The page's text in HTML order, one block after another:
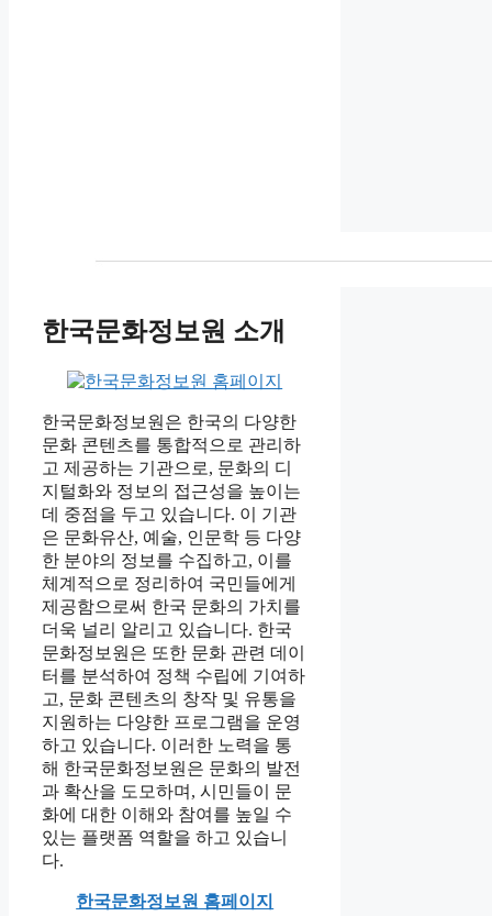
한국문화정보원 소개
한국문화정보원은 한국의 다양한
문화 콘텐츠를 통합적으로 관리하
고 제공하는 기관으로, 문화의 디
지털화와 정보의 접근성을 높이는
데 중점을 두고 있습니다. 이 기관
은 문화유산, 예술, 인문학 등 다양
한 분야의 정보를 수집하고, 이를
체계적으로 정리하여 국민들에게
제공함으로써 한국 문화의 가치를
더욱 널리 알리고 있습니다. 한국
문화정보원은 또한 문화 관련 데이
터를 분석하여 정책 수립에 기여하
고, 문화 콘텐츠의 창작 및 유통을
지원하는 다양한 프로그램을 운영
하고 있습니다. 이러한 노력을 통
해 한국문화정보원은 문화의 발전
과 확산을 도모하며, 시민들이 문
화에 대한 이해와 참여를 높일 수
있는 플랫폼 역할을 하고 있습니
다.
한국문화정보원 홈페이지